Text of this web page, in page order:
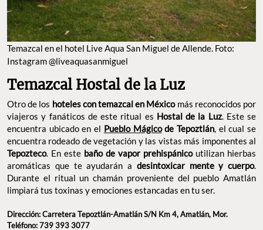
Temazcal en el hotel Live Aqua San Miguel de Allende. Foto:
Instagram @liveaquasanmiguel
Temazcal Hostal de la Luz
Otro de los hoteles con temazcal en Méxicomás reconocidos por
viajeros y fanáticos de este ritual es Hostal de la Luz. Este se
encuentra ubicado en el Pueblo Mágicode Tepoztlán, el cual se
encuentra rodeado de vegetación y las vistas más imponentes al
Tepozteco. En este baño de vapor prehispánicoutilizan hierbas
aromáticas que te ayudarán a desintoxicar mente y cuerpo.
Durante el ritual un chamán proveniente del pueblo Amatlán
limpiará tus toxinas y emociones estancadas en tu ser.
Dirección: Carretera Tepoztlán-Amatlán S/N Km 4, Amatlán, Mor.
Teléfono: 739 393 3077